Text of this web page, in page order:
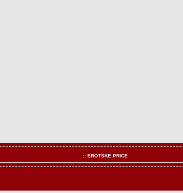
:: EROTSKE PRICE